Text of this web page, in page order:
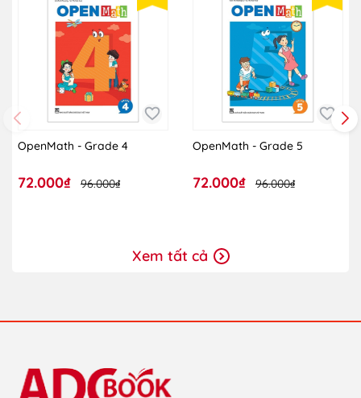
OpenMath - Grade 4
72.000₫ 96.000₫
OpenMath - Grade 5
72.000₫ 96.000₫
Xem tất cả